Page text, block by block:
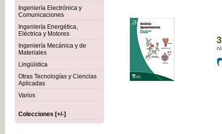
Ingeniería Electrónica y
Comunicaciones
Ingeniería Energética,
Eléctrica y Motores
Ingeniería Mecánica y de
Materiales
Lingüística
Otras Tecnologías y Ciencias
Aplicadas
Varios
Colecciones [+/-]
IVA